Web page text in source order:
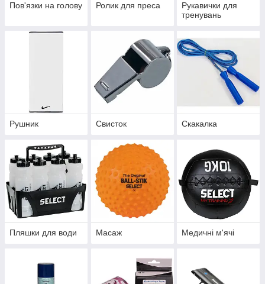
Пов'язки на голову Ролик для преса
Рукавички для
тренувань
Рушник Свисток Скакалка
Пляшки для води Масаж Медичні м'ячі